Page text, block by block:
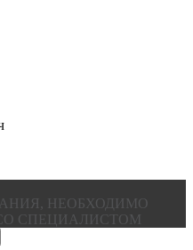
НЕОБХОДИМО
СПЕЦИАЛИСТОМ